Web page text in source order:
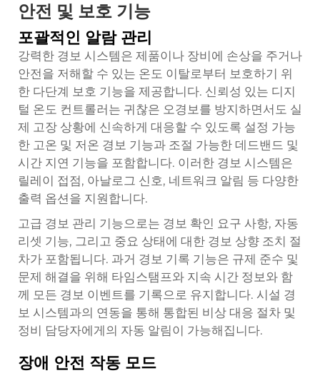
안전 및 보호 기능
포괄적인 알람 관리
강력한 경보 시스템은 제품이나 장비에 손상을 주거나
안전을 저해할 수 있는 온도 이탈로부터 보호하기 위
한 다단계 보호 기능을 제공합니다. 신뢰성 있는 디지
털 온도 컨트롤러는 귀찮은 오경보를 방지하면서도 실
제 고장 상황에 신속하게 대응할 수 있도록 설정 가능
한 고온 및 저온 경보 기능과 조절 가능한 데드밴드 및
시간 지연 기능을 포함합니다. 이러한 경보 시스템은
릴레이 접점, 아날로그 신호, 네트워크 알림 등 다양한
출력 옵션을 지원합니다.
고급 경보 관리 기능으로는 경보 확인 요구 사항, 자동
리셋 기능, 그리고 중요 상태에 대한 경보 상향 조치 절
차가 포함됩니다. 과거 경보 기록 기능은 규제 준수 및
문제 해결을 위해 타임스탬프와 지속 시간 정보와 함
께 모든 경보 이벤트를 기록으로 유지합니다. 시설 경
보 시스템과의 연동을 통해 통합된 비상 대응 절차 및
정비 담당자에게의 자동 알림이 가능해집니다.
장애 안전 작동 모드